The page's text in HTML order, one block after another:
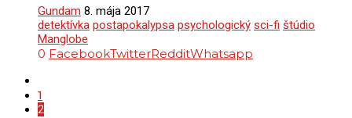
Gundam 8. mája 2017
detektívka postapokalypsa psychologický sci-fi štúdio
Manglobe
0 FacebookTwitterRedditWhatsapp
1
2